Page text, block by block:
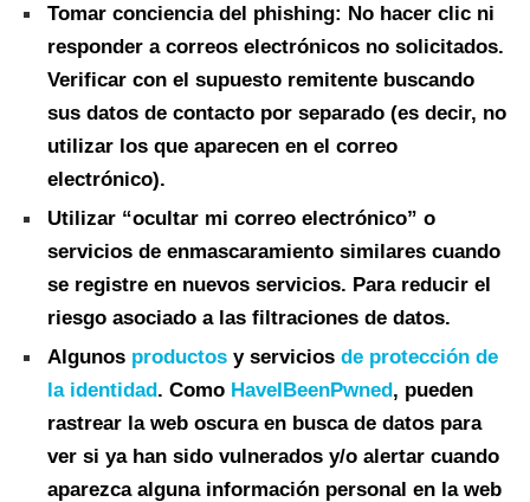
Tomar conciencia del phishing: No hacer clic ni
responder a correos electrónicos no solicitados.
Verificar con el supuesto remitente buscando
sus datos de contacto por separado (es decir, no
utilizar los que aparecen en el correo
electrónico).
Utilizar “ocultar mi correo electrónico” o
servicios de enmascaramiento similares cuando
se registre en nuevos servicios. Para reducir el
riesgo asociado a las filtraciones de datos.
Algunos productos y servicios de protección de
la identidad. Como HaveIBeenPwned, pueden
rastrear la web oscura en busca de datos para
ver si ya han sido vulnerados y/o alertar cuando
aparezca alguna información personal en la web